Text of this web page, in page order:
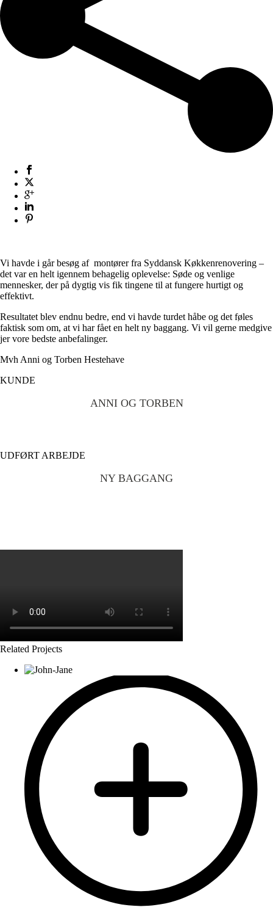
Vi havde i går besøg af montører fra Syddansk Køkkenrenovering –
det var en helt igennem behagelig oplevelse: Søde og venlige
mennesker, der på dygtig vis fik tingene til at fungere hurtigt og
effektivt.
Resultatet blev endnu bedre, end vi havde turdet håbe og det føles
faktisk som om, at vi har fået en helt ny baggang. Vi vil gerne medgive
jer vore bedste anbefalinger.
Mvh Anni og Torben Hestehave
KUNDE
ANNI OG TORBEN
UDFØRT ARBEJDE
NY BAGGANG
Related Projects